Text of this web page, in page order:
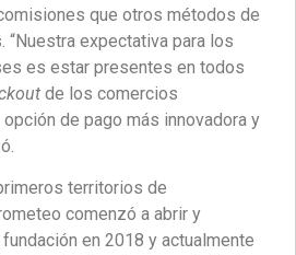
que otros métodos de
“Nuestra expectativa para los
es estar presentes en todos
de los comercios
de pago más innovadora y
territorios de
comenzó a abrir y
en 2018 y actualmente